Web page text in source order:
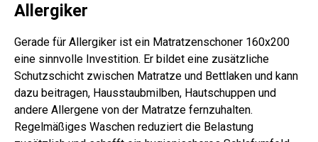
Allergiker
Gerade für Allergiker ist ein Matratzenschoner 160x200
eine sinnvolle Investition. Er bildet eine zusätzliche
Schutzschicht zwischen Matratze und Bettlaken und kann
dazu beitragen, Hausstaubmilben, Hautschuppen und
andere Allergene von der Matratze fernzuhalten.
Regelmäßiges Waschen reduziert die Belastung